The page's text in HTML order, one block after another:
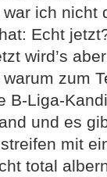
ich nicht
Echt
wird’s
zum
B-Liga-
und es
mit
total